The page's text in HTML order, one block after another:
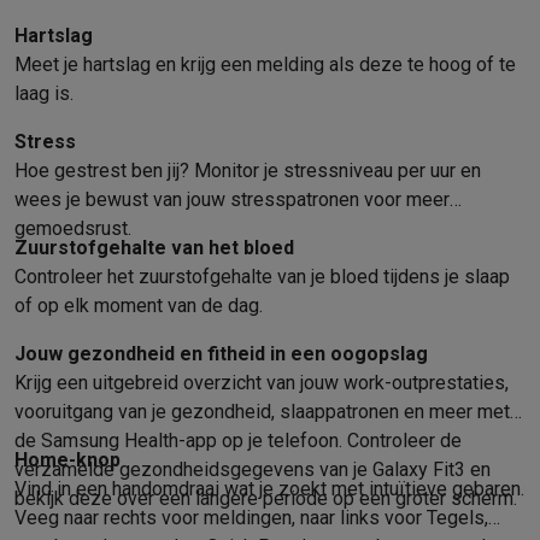
PlayStation
NintendoNintendo Switch 2Nintendo Switch gamesNintendo
XboxXbox games
Gaming setup
Smart home & devices
SmartwatchesSmartwatches Activity TrackersBandjes
MobiliteitElektrische steps Dashcams
Veiligheid & beschermingBewakingscamera'sAlarmsystemen
Contactloos betalenBetaalterminals
EntertainmentSmart TV Smart speakersGoogle TV Streamer
KeukenSlimme koelkastenSlimme vaatwassersSlimme
Huishouden & gezondheidSlimme wasmachinesSlimme
Eco producten
Ecocheques
Info ecocheques Alle eco productenAlle eco promoties
Hartslag
Meet je hartslag en krijg een melding als deze te hoog of te
laag is.
Stress
Hoe gestrest ben jij? Monitor je stressniveau per uur en
wees je bewust van jouw stresspatronen voor meer
gemoedsrust.
Zuurstofgehalte van het bloed
Controleer het zuurstofgehalte van je bloed tijdens je slaap
of op elk moment van de dag.
Jouw gezondheid en fitheid in een oogopslag
Krijg een uitgebreid overzicht van jouw work-outprestaties,
vooruitgang van je gezondheid, slaappatronen en meer met
de Samsung Health-app op je telefoon. Controleer de
verzamelde gezondheidsgegevens van je Galaxy Fit3 en
bekijk deze over een langere periode op een groter scherm.
Home-knop
Vind in een handomdraai wat je zoekt met intuïtieve gebaren.
Veeg naar rechts voor meldingen, naar links voor Tegels,